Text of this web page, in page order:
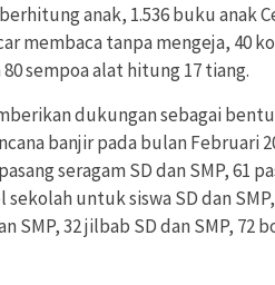
anak, 1.536 buku anak
membaca tanpa mengeja, 40
sempoa alat hitung 17 tiang.
dukungan sebagai
banjir pada bulan Februari
seragam SD dan SMP, 61
sekolah untuk siswa SD dan
SMP, 32 jilbab SD dan SMP, 72